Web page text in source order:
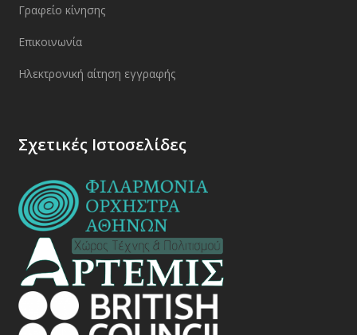
Γραφείο κίνησης
Επικοινωνία
Ηλεκτρονική αίτηση εγγραφής
Σχετικές Ιστοσελίδες